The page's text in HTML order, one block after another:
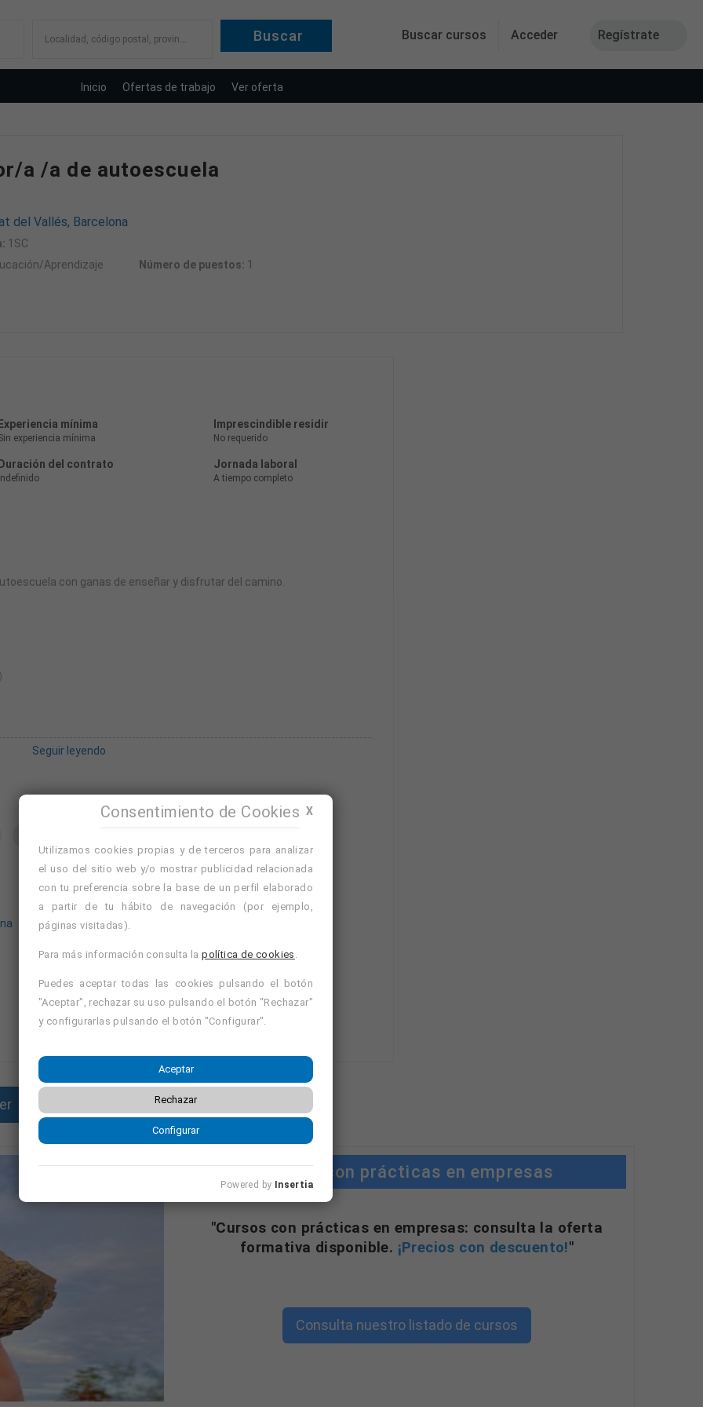
Buscar cursos Acceder Regístrate
Localidad, código postal, provincia
Inicio Ofertas de trabajo Ver oferta
a /a de autoescuela
del Vallés, Barcelona
1SC
Aprendizaje
Número de puestos: 1
mínima
experiencia mínima
Imprescindible residir
No requerido
del contrato Jornada laboral
A tiempo completo
con ganas de enseñar y disfrutar del camino.
sin dramas, mándanos tu CV.
Seguir leyendo
Avísame de ofertas similares Nuevo
Ver cursos de formación de Sant Cugat del Vallés,
Ver cursos de formación de Barcelona
Cursos con prácticas en empresas
"Cursos con prácticas en empresas: consulta la oferta
formativa disponible. ¡Precios con descuento!"
Consulta nuestro listado de cursos
X
Consentimiento de Cookies
Utilizamos cookies propias y de terceros para analizar
el uso del sitio web y/o mostrar publicidad relacionada
con tu preferencia sobre la base de un perfil elaborado
a partir de tu hábito de navegación (por ejemplo,
páginas visitadas).
Para más información consulta lapolítica de cookies .
Puedes aceptar todas las cookies pulsando el botón
"Aceptar", rechazar su uso pulsando el botón "Rechazar"
y configurarlas pulsando el botón "Configurar".
Aceptar
Rechazar
Configurar
Powered by Insertia